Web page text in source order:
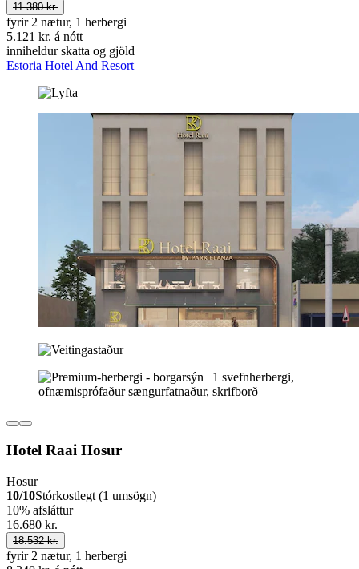
11.380 kr.
fyrir 2 nætur, 1 herbergi
5.121 kr. á nótt
inniheldur skatta og gjöld
Estoria Hotel And Resort
Hotel Raai Hosur
Hosur
10/10Stórkostlegt (1 umsögn)
10% afsláttur
16.680 kr.
18.532 kr.
fyrir 2 nætur, 1 herbergi